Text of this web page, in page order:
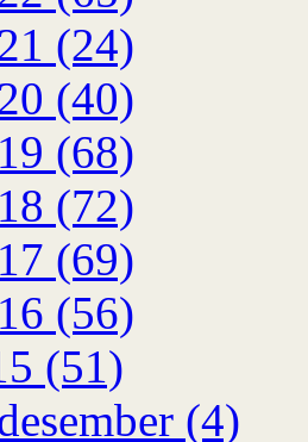
(24)
(40)
(68)
(72)
(69)
(56)
(51)
(4)